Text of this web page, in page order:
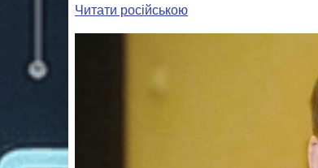
Читати російською